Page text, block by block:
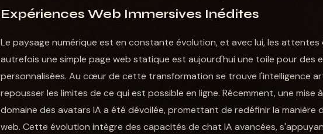
Expériences Web Immersives Inédites
Le paysage numérique est en constante évolution, et avec lui, les
autrefois une simple page web statique est aujourd'hui une toile pour des
personnalisées. Au cœur de cette transformation se trouve l'intelligence
repousser les limites de ce qui est possible en ligne. Récemment, une mise
domaine des avatars IA a été dévoilée, promettant de redéfinir la manière
web. Cette évolution intègre des capacités de chat IA avancées,